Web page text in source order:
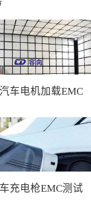
车电机加载EMC
充电枪EMC测试